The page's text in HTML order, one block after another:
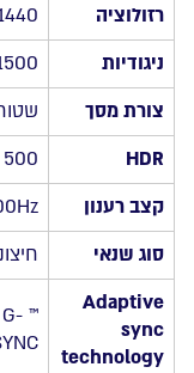
רזולוציה
ניגודיות
צורת מסך
HDR
500
קצב רענון
סוג שנאי
Adaptive
sync
technology